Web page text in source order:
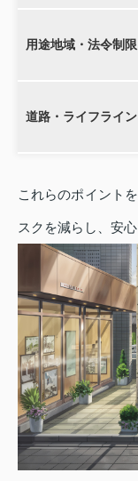
用途地域・法令制限
道路・ライフライン
これらのポイント
スクを減らし、安